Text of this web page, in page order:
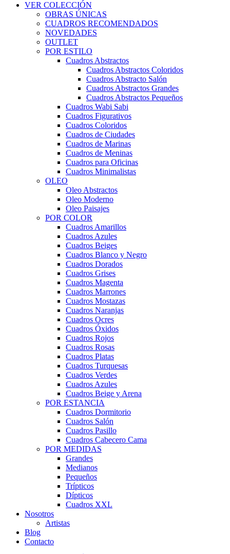
VER COLECCIÓN
OBRAS ÚNICAS
CUADROS RECOMENDADOS
NOVEDADES
OUTLET
POR ESTILO
Cuadros Abstractos
Cuadros Abstractos Coloridos
Cuadros Abstracto Salón
Cuadros Abstractos Grandes
Cuadros Abstractos Pequeños
Cuadros Wabi Sabi
Cuadros Figurativos
Cuadros Coloridos
Cuadros de Ciudades
Cuadros de Marinas
Cuadros de Meninas
Cuadros para Oficinas
Cuadros Minimalistas
OLEO
Oleo Abstractos
Oleo Moderno
Oleo Paisajes
POR COLOR
Cuadros Amarillos
Cuadros Azules
Cuadros Beiges
Cuadros Blanco y Negro
Cuadros Dorados
Cuadros Grises
Cuadros Magenta
Cuadros Marrones
Cuadros Mostazas
Cuadros Naranjas
Cuadros Ocres
Cuadros Óxidos
Cuadros Rojos
Cuadros Rosas
Cuadros Platas
Cuadros Turquesas
Cuadros Verdes
Cuadros Azules
Cuadros Beige y Arena
POR ESTANCIA
Cuadros Dormitorio
Cuadros Salón
Cuadros Pasillo
Cuadros Cabecero Cama
POR MEDIDAS
Grandes
Medianos
Pequeños
Trípticos
Dípticos
Cuadros XXL
Nosotros
Artistas
Blog
Contacto